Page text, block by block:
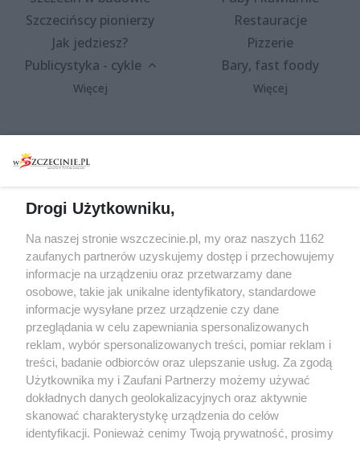
Szczecińscy pionierzy
Jak jedziesz?
Publicystyka - cykle
Więcej
Restauracje
Pizzerie
Bary, fast foody
Więcej
Wydarzenia
Warsztaty
Jarmarki, festyny, pchle
targi
Wernisaże
Więcej
Reklama
Redakcja
Specjalny koncert z okazji
20. urodzin portalu
wSzczecinie.pl
Regulamin konkursów
śniadaniówka "Hej
Szczecin! Jest piątek!"
Drogi Użytkowniku,
Na naszej stronie wszczecinie.pl, my oraz naszych 1162
zaufanych partnerów uzyskujemy dostęp i przechowujemy
informacje na urządzeniu oraz przetwarzamy dane
osobowe, takie jak unikalne identyfikatory, standardowe
informacje wysyłane przez urządzenie czy dane
przeglądania w celu zapewniania spersonalizowanych
reklam, wybór spersonalizowanych treści, pomiar reklam i
treści, badanie odbiorców oraz ulepszanie usług. Za zgodą
Użytkownika my i Zaufani Partnerzy możemy używać
dokładnych danych geolokalizacyjnych oraz aktywnie
skanować charakterystykę urządzenia do celów
identyfikacji. Ponieważ cenimy Twoją prywatność, prosimy